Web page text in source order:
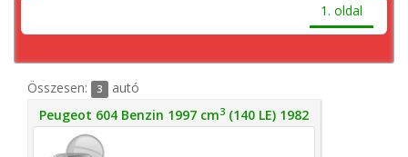
1. oldal
Összesen: 3 autó
Peugeot 604 Benzin 1997 cm3 (140 LE) 1982